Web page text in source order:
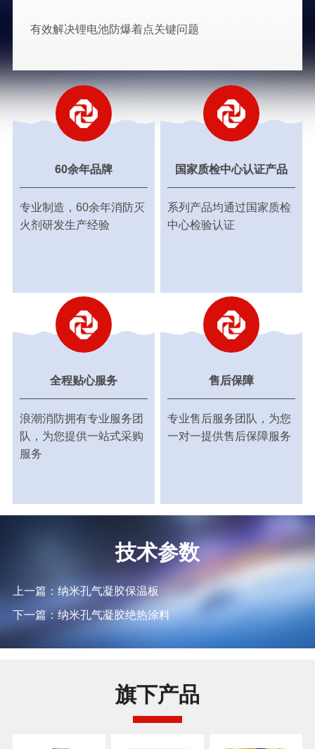
有效解决锂电池防爆着点关键问题
60余年品牌
专业制造，60余年消防灭
火剂研发生产经验
国家质检中心认证产品
系列产品均通过国家质检
中心检验认证
全程贴心服务
浪潮消防拥有专业服务团
队，为您提供一站式采购
服务
售后保障
专业售后服务团队，为您
一对一提供售后保障服务
技术参数
上一篇：纳米孔气凝胶保温板
下一篇：纳米孔气凝胶绝热涂料
旗下产品